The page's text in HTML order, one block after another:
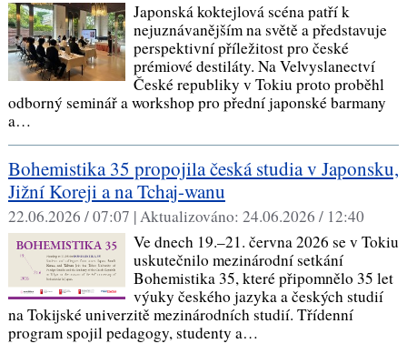
Japonská koktejlová scéna patří k
nejuznávanějším na světě a představuje
perspektivní příležitost pro české
prémiové destiláty. Na Velvyslanectví
České republiky v Tokiu proto proběhl
odborný seminář a workshop pro přední japonské barmany
a…
Bohemistika 35 propojila česká studia v Japonsku,
Jižní Koreji a na Tchaj-wanu
22.06.2026 / 07:07 |Aktualizováno: 24.06.2026 / 12:40
Ve dnech 19.–21. června 2026 se v Tokiu
uskutečnilo mezinárodní setkání
Bohemistika 35, které připomnělo 35 let
výuky českého jazyka a českých studií
na Tokijské univerzitě mezinárodních studií. Třídenní
program spojil pedagogy, studenty a…